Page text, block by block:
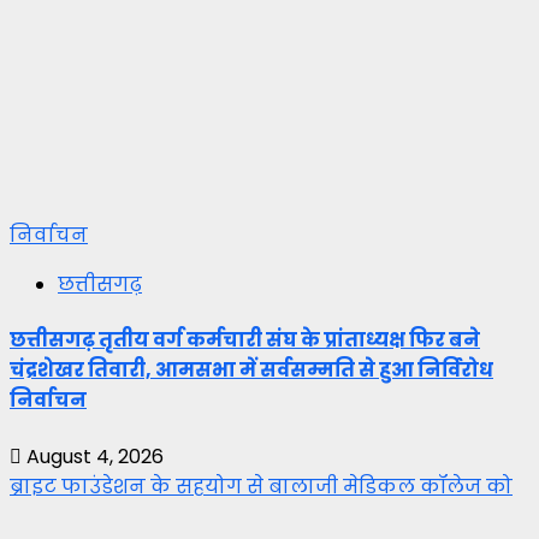
निर्वाचन
छत्तीसगढ़
छत्तीसगढ़ तृतीय वर्ग कर्मचारी संघ के प्रांताध्यक्ष फिर बने
चंद्रशेखर तिवारी, आमसभा में सर्वसम्मति से हुआ निर्विरोध
निर्वाचन
August 4, 2026
ब्राइट फाउंडेशन के सहयोग से बालाजी मेडिकल कॉलेज को